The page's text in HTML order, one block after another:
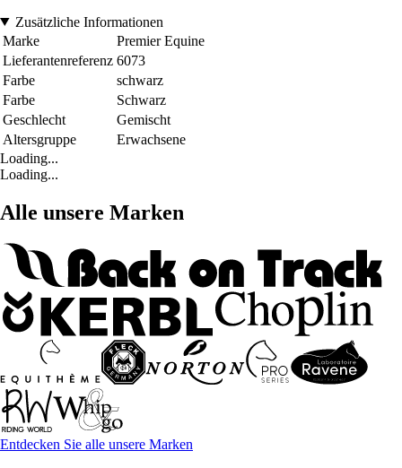
Zusätzliche Informationen
Marke
Premier Equine
Lieferantenreferenz 6073
Farbe
schwarz
Farbe
Schwarz
Geschlecht
Gemischt
Altersgruppe
Erwachsene
Loading...
Loading...
Alle unsere Marken
Entdecken Sie alle unsere Marken